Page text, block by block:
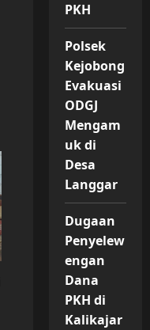
PKH
Polsek
Kejobong
Evakuasi
ODGJ
Mengam
uk di
Desa
Langgar
Dugaan
Penyelew
engan
Dana
PKH di
Kalikajar